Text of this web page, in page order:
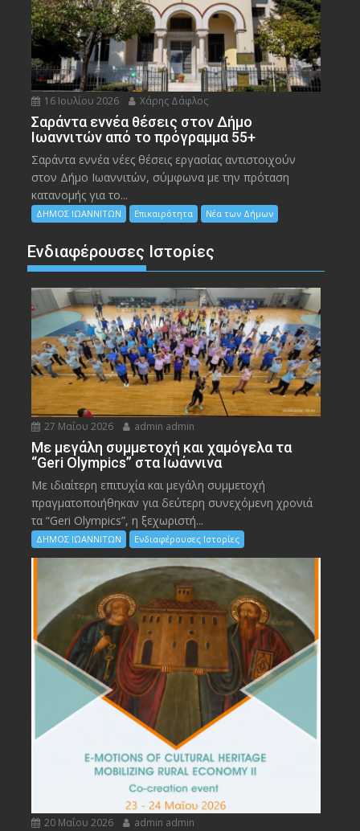
16 Ιουλίου 2026 Χάρης Δάφλος
Σαράντα εννέα θέσεις στον Δήμο
Ιωαννιτών από το πρόγραμμα 55+
Σαράντα εννέα νέες θέσεις εργασίας αντιστοιχούν
στον Δήμο Ιωαννιτών, σύμφωνα με την πρόταση
κατανομής για το...
ΔΗΜΟΣ ΙΩΑΝΝΙΤΩΝ Επικαιρότητα Νέα των Δήμων
Ενδιαφέρουσες Ιστορίες
27 Μαΐου 2026 admin admin
Με μεγάλη συμμετοχή και χαμόγελα τα
“Geri Olympics” στα Ιωάννινα
Με ιδιαίτερη επιτυχία και μεγάλη συμμετοχή
πραγματοποιήθηκαν για δεύτερη συνεχόμενη χρονιά
τα “Geri Olympics”, η ξεχωριστή...
ΔΗΜΟΣ ΙΩΑΝΝΙΤΩΝ Ενδιαφέρουσες Ιστορίες
20 Μαΐου 2026 admin admin